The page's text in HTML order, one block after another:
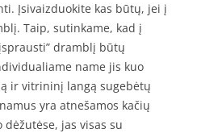
Įsivaizduokite kas būtų, jei į
Taip, sutinkame, kad į
dramblį būtų
name jis kuo
ir vitrininį langą sugebėtų
yra atnešamos kačių
jas visas su